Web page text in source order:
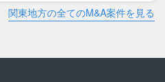
関東地方の全てのM&A案件を見る